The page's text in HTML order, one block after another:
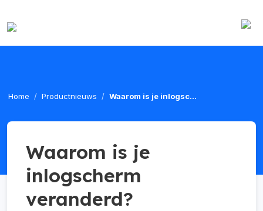
Home Productnieuws Waarom is je inlogsc...
Waarom is je
inlogscherm
veranderd?